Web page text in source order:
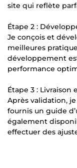
site qui reflète
Étape 2 :
Je conçois et
meilleures
développement
performance
Étape 3 : Livraison
Après validation,
fournis un guide
également
effectuer des